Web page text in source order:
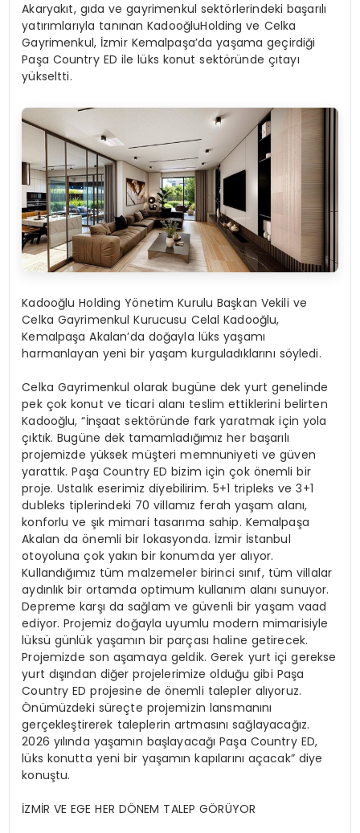
Akaryakıt, gıda ve gayrimenkul sektörlerindeki başarılı
yatırımlarıyla tanınan KadooğluHolding ve Celka
Gayrimenkul, İzmir Kemalpaşa’da yaşama geçirdiği
Paşa Country ED ile lüks konut sektöründe çıtayı
yükseltti.
Kadooğlu Holding Yönetim Kurulu Başkan Vekili ve
Celka Gayrimenkul Kurucusu Celal Kadooğlu,
Kemalpaşa Akalan’da doğayla lüks yaşamı
harmanlayan yeni bir yaşam kurguladıklarını söyledi.
Celka Gayrimenkul olarak bugüne dek yurt genelinde
pek çok konut ve ticari alanı teslim ettiklerini belirten
Kadooğlu, “İnşaat sektöründe fark yaratmak için yola
çıktık. Bugüne dek tamamladığımız her başarılı
projemizde yüksek müşteri memnuniyeti ve güven
yarattık. Paşa Country ED bizim için çok önemli bir
proje. Ustalık eserimiz diyebilirim. 5+1 tripleks ve 3+1
dubleks tiplerindeki 70 villamız ferah yaşam alanı,
konforlu ve şık mimari tasarıma sahip. Kemalpaşa
Akalan da önemli bir lokasyonda. İzmir İstanbul
otoyoluna çok yakın bir konumda yer alıyor.
Kullandığımız tüm malzemeler birinci sınıf, tüm villalar
aydınlık bir ortamda optimum kullanım alanı sunuyor.
Depreme karşı da sağlam ve güvenli bir yaşam vaad
ediyor. Projemiz doğayla uyumlu modern mimarisiyle
lüksü günlük yaşamın bir parçası haline getirecek.
Projemizde son aşamaya geldik. Gerek yurt içi gerekse
yurt dışından diğer projelerimize olduğu gibi Paşa
Country ED projesine de önemli talepler alıyoruz.
Önümüzdeki süreçte projemizin lansmanını
gerçekleştirerek taleplerin artmasını sağlayacağız.
2026 yılında yaşamın başlayacağı Paşa Country ED,
lüks konutta yeni bir yaşamın kapılarını açacak” diye
konuştu.
İZMİR VE EGE HER DÖNEM TALEP GÖRÜYOR